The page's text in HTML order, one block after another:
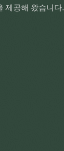
제공해 왔습니다.